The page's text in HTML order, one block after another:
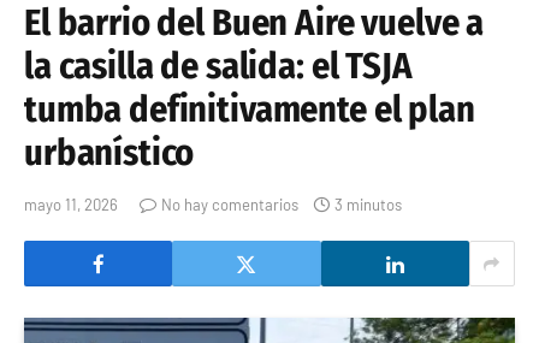
El barrio del Buen Aire vuelve a
la casilla de salida: el TSJA
tumba definitivamente el plan
urbanístico
mayo 11, 2026 No hay comentarios 3 minutos